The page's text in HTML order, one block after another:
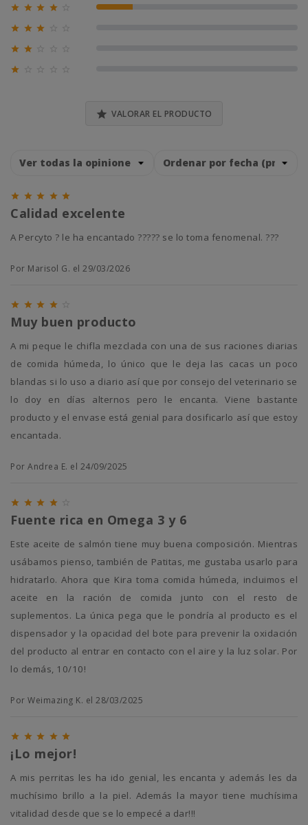
    18% (2)
  
 

 VALORAR EL PRODUCTO
    
Calidad excelente
A Percyto ? le ha encantado ????? se lo toma fenomenal. ???
Por Marisol G. el 29/03/2026
   
Muy buen producto
A mi peque le chifla mezclada con una de sus raciones diarias
de comida húmeda, lo único que le deja las cacas un poco
blandas si lo uso a diario así que por consejo del veterinario se
lo doy en días alternos pero le encanta. Viene bastante
producto y el envase está genial para dosificarlo así que estoy
encantada.
Por Andrea E. el 24/09/2025
   
Fuente rica en Omega 3 y 6
Este aceite de salmón tiene muy buena composición. Mientras
usábamos pienso, también de Patitas, me gustaba usarlo para
hidratarlo. Ahora que Kira toma comida húmeda, incluimos el
aceite en la ración de comida junto con el resto de
suplementos. La única pega que le pondría al producto es el
dispensador y la opacidad del bote para prevenir la oxidación
del producto al entrar en contacto con el aire y la luz solar. Por
lo demás, 10/10!
Por Weimazing K. el 28/03/2025
    
¡Lo mejor!
A mis perritas les ha ido genial, les encanta y además les da
muchísimo brillo a la piel. Además la mayor tiene muchísima
vitalidad desde que se lo empecé a dar!!!